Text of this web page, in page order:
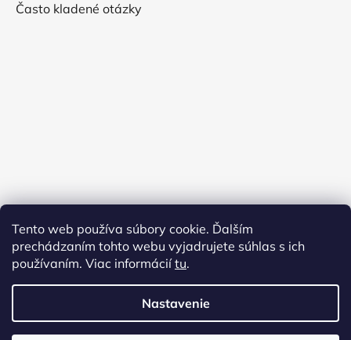
Tento web používa súbory cookie. Ďalším
prechádzaním tohto webu vyjadrujete súhlas s ich
používaním. Viac informáciítu.
Nastavenie
Často kladené otázky